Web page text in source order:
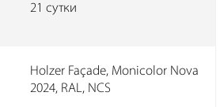
21 сутки
Holzer Façade, Monicolor Nova
2024, RAL, NCS